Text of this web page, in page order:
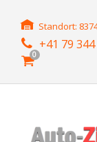
Standort:
+41 79
0